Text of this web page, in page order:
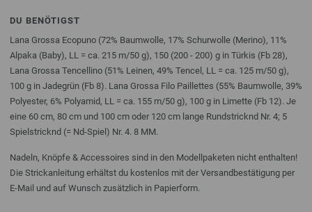
DU BENÖTIGST
Lana Grossa Ecopuno (72% Baumwolle, 17% Schurwolle (Merino), 11%
Alpaka (Baby), LL = ca. 215 m/50 g), 150 (200 - 200) g in Türkis (Fb 28),
Lana Grossa Tencellino (51% Leinen, 49% Tencel, LL = ca. 125 m/50 g),
100 g in Jadegrün (Fb 8). Lana Grossa Filo Paillettes (55% Baumwolle, 39%
Polyester, 6% Polyamid, LL = ca. 155 m/50 g), 100 g in Limette (Fb 12). Je
eine 60 cm, 80 cm und 100 cm oder 120 cm lange Rundstricknd Nr. 4; 5
Spielstricknd (= Nd-Spiel) Nr. 4. 8 MM.
Nadeln, Knöpfe & Accessoires sind in den Modellpaketen nicht enthalten!
Die Strickanleitung erhältst du kostenlos mit der Versandbestätigung per
E-Mail und auf Wunsch zusätzlich in Papierform.